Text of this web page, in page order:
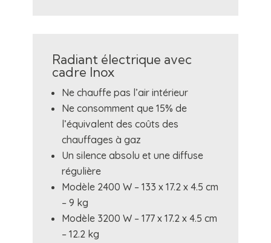
Radiant électrique avec
cadre Inox
Ne chauffe pas l’air intérieur
Ne consomment que 15% de
l’équivalent des coûts des
chauffages à gaz
Un silence absolu et une diffuse
régulière
Modèle 2400 W – 133 x 17.2 x 4.5 cm
– 9 kg
Modèle 3200 W – 177 x 17.2 x 4.5 cm
– 12.2 kg